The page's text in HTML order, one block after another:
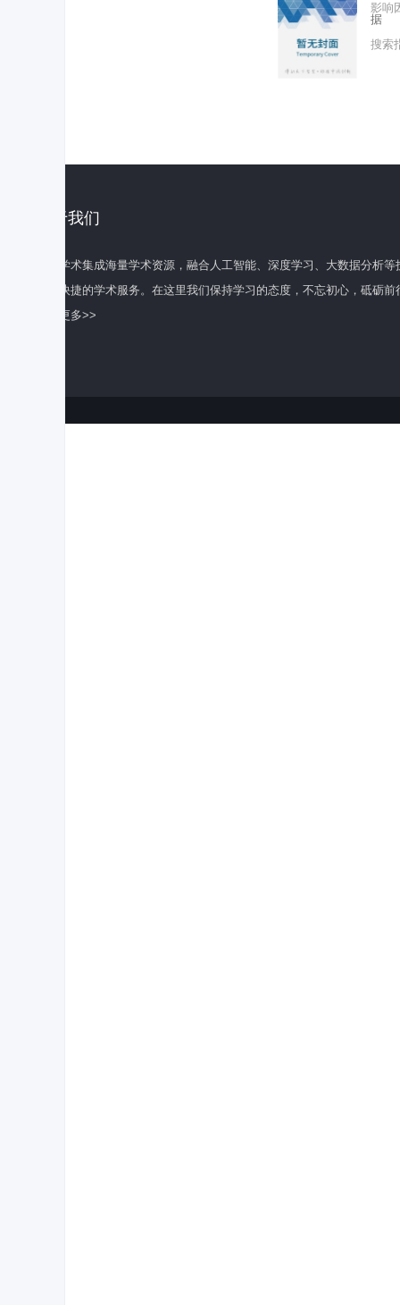
影响
据
搜索
关于我们
百度学术集成海量学术资源，融合人工智能、深度学习、大数据分析
全面快捷的学术服务。在这里我们保持学习的态度，不忘初心，砥砺前
了解更多>>